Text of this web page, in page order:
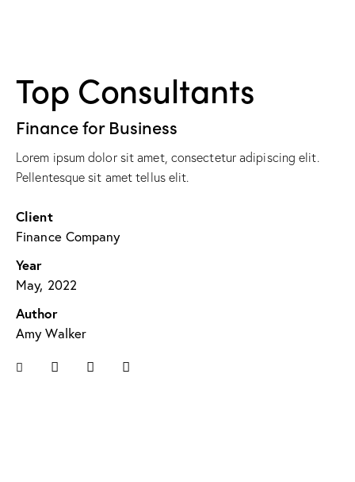
Top Consultants
Finance for Business
Lorem ipsum dolor sit amet, consectetur adipiscing elit.
Pellentesque sit amet tellus elit.
Client
Finance Company
Year
May, 2022
Author
Amy Walker